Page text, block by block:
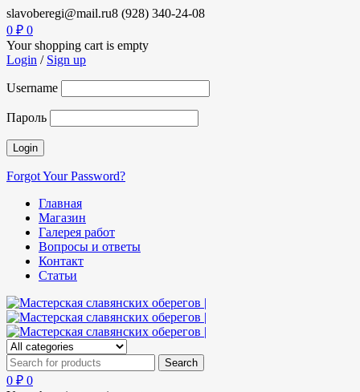
slavoberegi@mail.ru8 (928) 340-24-08
0 ₽ 0
Your shopping cart is empty
Login / Sign up
Username
Пароль
Forgot Your Password?
Главная
Магазин
Галерея работ
Вопросы и ответы
Контакт
Статьи
0 ₽ 0